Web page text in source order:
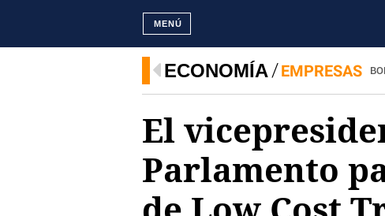
MENÚ
ECONOMÍA EMPRESAS
El
Parlamento